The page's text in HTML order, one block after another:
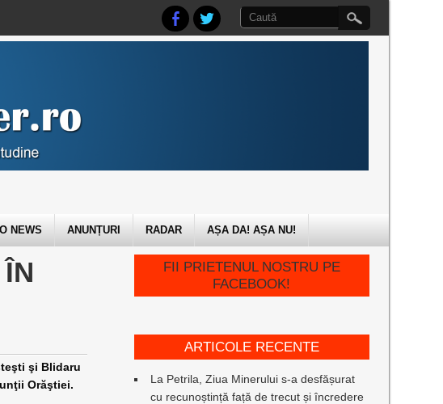
NEWS ANUNȚURI RADAR AȘA DA! AȘA NU!
şi Blidaru
Orăştiei.
FII PRIETENUL NOSTRU PE
FACEBOOK!
ARTICOLE RECENTE
La Petrila, Ziua Minerului s-a desfășurat
cu recunoștință față de trecut și încredere